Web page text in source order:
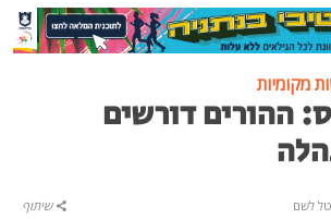
מקומיות
ההורים דורשים
לשם שיתוף